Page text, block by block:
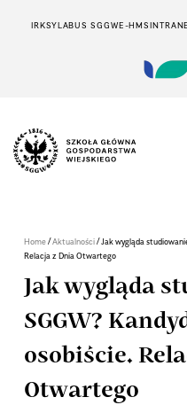
IRKSYLABUS SGGWE-HMS
Home/Aktualności/Jak wygląda
Relacja z Dnia Otwartego
Jak wygląda
SGGW?
osobiście.
Otwartego